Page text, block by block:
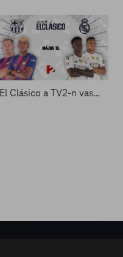
El Clásico a TV2-n vasárnap este